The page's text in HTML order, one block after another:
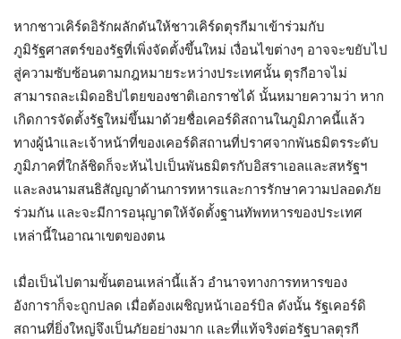
หากชาวเคิร์ดอิรักผลักดันให้ชาวเคิร์ดตุรกีมาเข้าร่วมกับ
ภูมิรัฐศาสตร์ของรัฐที่เพิ่งจัดตั้งขึ้นใหม่ เงื่อนไขต่างๆ อาจจะขยับไป
สู่ความซับซ้อนตามกฎหมายระหว่างประเทศนั้น ตุรกีอาจไม่
สามารถละเมิดอธิปไตยของชาติเอกราชได้ นั้นหมายความว่า หาก
เกิดการจัดตั้งรัฐใหม่ขึ้นมาด้วยชื่อเคอร์ดิสถานในภูมิภาคนี้แล้ว
ทางผู้นำและเจ้าหน้าที่ของเคอร์ดิสถานที่ปราศจากพันธมิตรระดับ
ภูมิภาคที่ใกล้ชิดก็จะหันไปเป็นพันธมิตรกับอิสราเอลและสหรัฐฯ
และลงนามสนธิสัญญาด้านการทหารและการรักษาความปลอดภัย
ร่วมกัน และจะมีการอนุญาตให้จัดตั้งฐานทัพทหารของประเทศ
เหล่านี้ในอาณาเขตของตน
เมื่อเป็นไปตามขั้นตอนเหล่านี้แล้ว อำนาจทางการทหารของ
อังการาก็จะถูกปลด เมื่อต้องเผชิญหน้าเออร์บิล ดังนั้น รัฐเคอร์ดิ
สถานที่ยิ่งใหญ่จึงเป็นภัยอย่างมาก และที่แท้จริงต่อรัฐบาลตุรกี